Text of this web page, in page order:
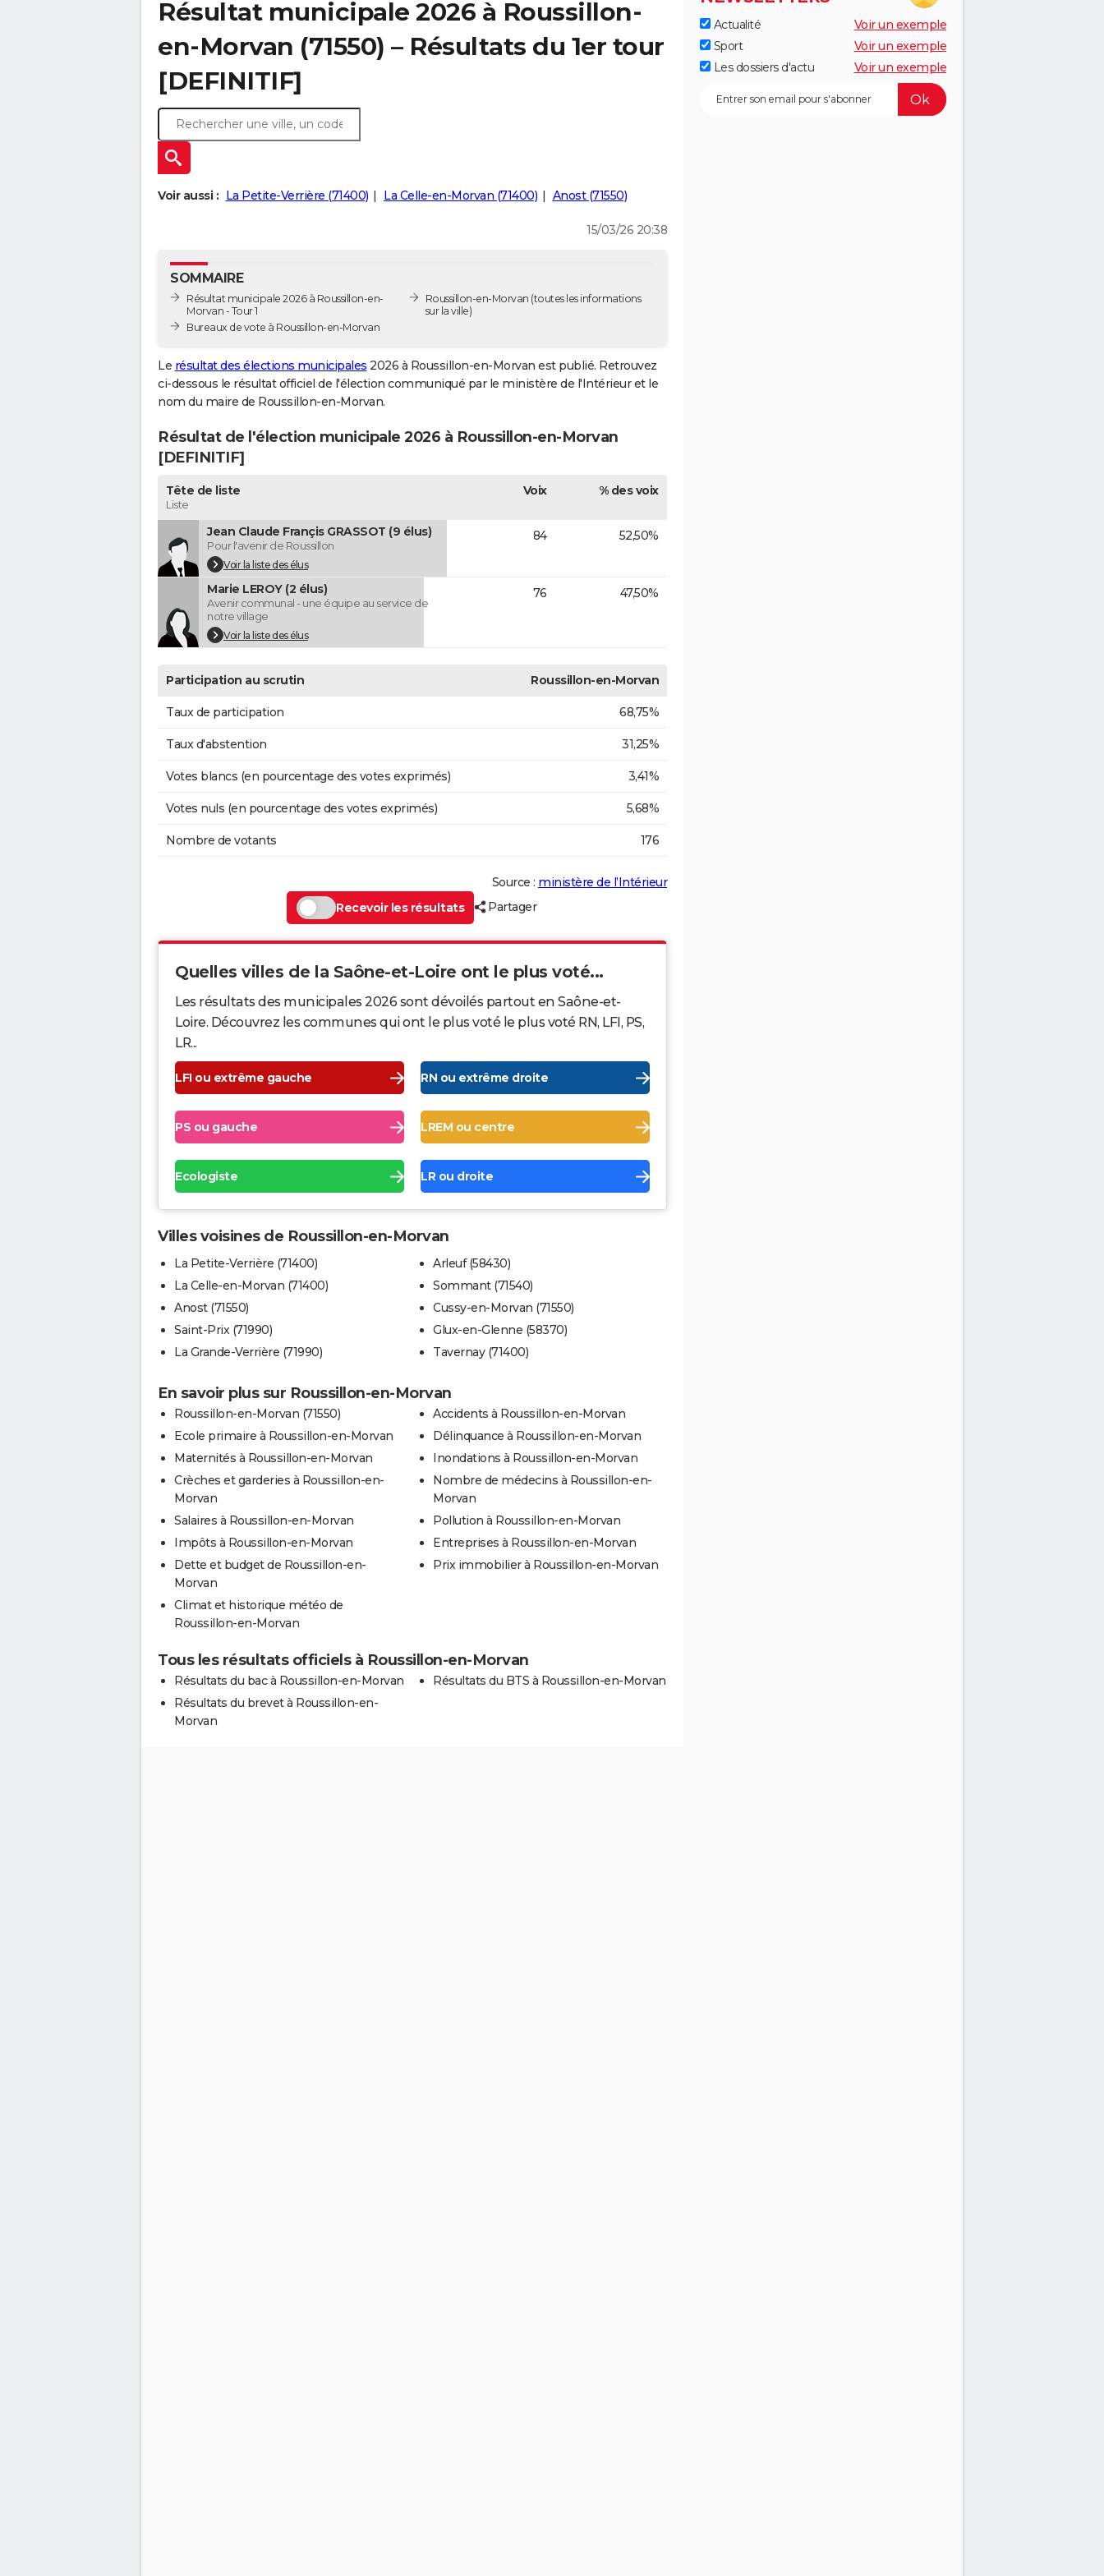
Résultat municipale 2026 à Roussillon-
en-Morvan (71550) – Résultats du 1er tour
[DEFINITIF]
Voir aussi : La Petite-Verrière (71400) La Celle-en-Morvan (71400) Anost (71550)
15/03/26 20:38
SOMMAIRE
Résultat municipale 2026 à Roussillon-en-
Morvan - Tour 1
Bureaux de vote à Roussillon-en-Morvan
Roussillon-en-Morvan (toutes les informations
sur la ville)
Le résultat des élections municipales 2026 à Roussillon-en-Morvan est publié. Retrouvez
ci-dessous le résultat officiel de l'élection communiqué par le ministère de l'Intérieur et le
nom du maire de Roussillon-en-Morvan.
Résultat de l'élection municipale 2026 à Roussillon-en-Morvan
[DEFINITIF]
Tête de liste
Liste
Voix % des voix
Jean Claude Françis GRASSOT (9 élus)
Pour l'avenir de Roussillon
Voir la liste des élus
84 52,50%
Marie LEROY (2 élus)
Avenir communal - une équipe au service de
notre village
Voir la liste des élus
76 47,50%
Participation au scrutin Roussillon-en-Morvan
Taux de participation 68,75%
Taux d'abstention 31,25%
Votes blancs (en pourcentage des votes exprimés) 3,41%
Votes nuls (en pourcentage des votes exprimés) 5,68%
Nombre de votants 176
Source : ministère de l’Intérieur
Recevoir les résultats
Partager
Quelles villes de la Saône-et-Loire ont le plus voté...
Les résultats des municipales 2026 sont dévoilés partout en Saône-et-
Loire. Découvrez les communes qui ont le plus voté le plus voté RN, LFI, PS,
LR...
LFI ou extrême gauche RN ou extrême droite
PS ou gauche LREM ou centre
Ecologiste LR ou droite
Villes voisines de Roussillon-en-Morvan
La Petite-Verrière (71400)
La Celle-en-Morvan (71400)
Anost (71550)
Saint-Prix (71990)
La Grande-Verrière (71990)
Arleuf (58430)
Sommant (71540)
Cussy-en-Morvan (71550)
Glux-en-Glenne (58370)
Tavernay (71400)
En savoir plus sur Roussillon-en-Morvan
Roussillon-en-Morvan (71550)
Ecole primaire à Roussillon-en-Morvan
Maternités à Roussillon-en-Morvan
Crèches et garderies à Roussillon-en-
Morvan
Salaires à Roussillon-en-Morvan
Impôts à Roussillon-en-Morvan
Dette et budget de Roussillon-en-
Morvan
Climat et historique météo de
Roussillon-en-Morvan
Accidents à Roussillon-en-Morvan
Délinquance à Roussillon-en-Morvan
Inondations à Roussillon-en-Morvan
Nombre de médecins à Roussillon-en-
Morvan
Pollution à Roussillon-en-Morvan
Entreprises à Roussillon-en-Morvan
Prix immobilier à Roussillon-en-Morvan
Tous les résultats officiels à Roussillon-en-Morvan
Résultats du bac à Roussillon-en-Morvan
Résultats du brevet à Roussillon-en-
Morvan
Résultats du BTS à Roussillon-en-Morvan
Actualité
Voir un exemple
Sport
Voir un exemple
Les dossiers d'actu
Voir un exemple